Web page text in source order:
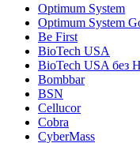
Optimum System
Optimum System
Be First
BioTech USA
BioTech USA без
Bombbar
BSN
Cellucor
Cobra
CyberMass